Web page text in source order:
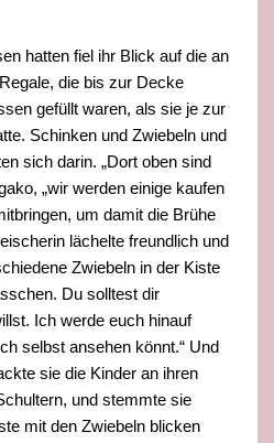
hatten fiel ihr Blick auf die an
die bis zur Decke
gefüllt waren, als sie je zur
Schinken und Zwiebeln und
sich darin. „Dort oben sind
„wir werden einige kaufen
um damit die Brühe
lächelte freundlich und
Zwiebeln in der Kiste
Du solltest dir
Ich werde euch hinauf
selbst ansehen könnt.“ Und
sie die Kinder an ihren
und stemmte sie
mit den Zwiebeln blicken